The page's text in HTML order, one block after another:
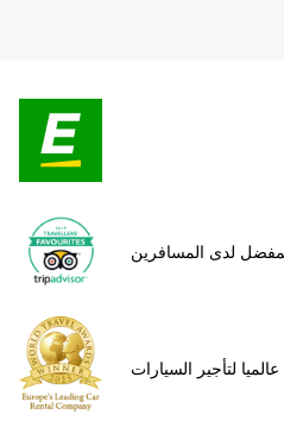
لدى المسافرين
عالميا لتأجير السيارات